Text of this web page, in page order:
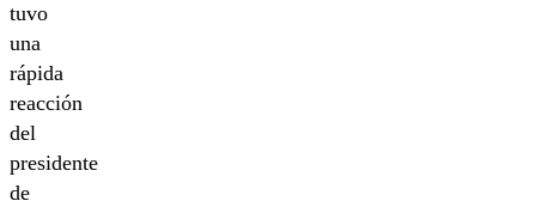
tuvo
una
rápida
reacción
del
presidente
de